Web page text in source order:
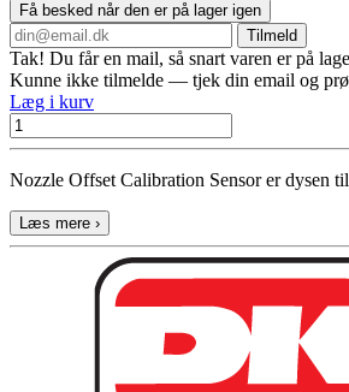
Få besked når den er på lager igen
Tilmeld
Tak! Du får en mail, så snart varen er på
Kunne ikke tilmelde — tjek din email og
Læg i kurv
Nozzle Offset Calibration Sensor er dysen
Læs mere ›